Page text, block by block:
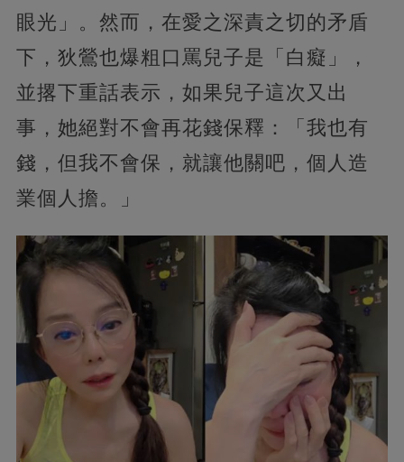
眼光」。然而，在愛之深責之切的矛盾
下，狄鶯也爆粗口罵兒子是「白癡」，
並撂下重話表示，如果兒子這次又出
事，她絕對不會再花錢保釋：「我也有
錢，但我不會保，就讓他關吧，個人造
業個人擔。」